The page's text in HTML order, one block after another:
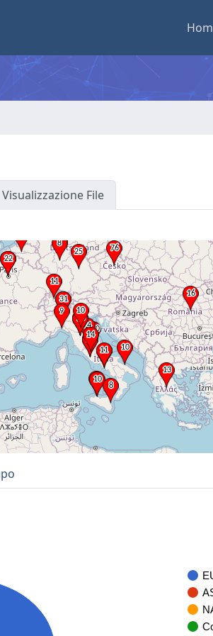
Visualizzazione File